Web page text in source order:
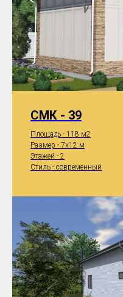
СМК - 39
Площадь - 118 м2
Размер - 7x12 м
Этажей - 2
Стиль - современный